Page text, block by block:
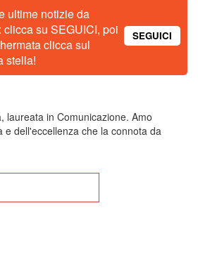
ultime notizie da
: clicca su SEGUICI, poi
clicca sul
stella!
SEGUICI
laureata in Comunicazione. Amo
e dell'eccellenza che la connota da